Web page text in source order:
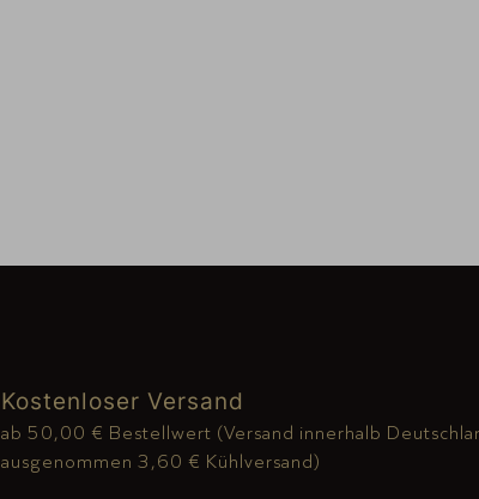
Kostenloser Versand
ab 50,00 € Bestellwert (Versand innerhalb
ausgenommen 3,60 € Kühlversand)